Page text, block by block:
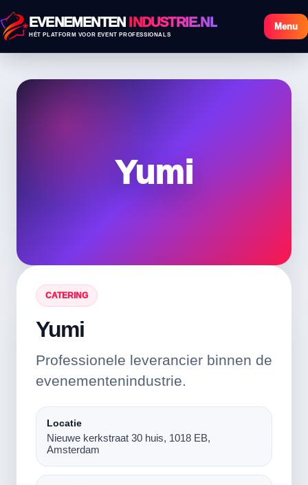
EVENEMENTEN INDUSTRIE.NL
HÉT PLATFORM VOOR EVENT PROFESSIONALS
Menu
Yumi
CATERING
Yumi
Professionele leverancier binnen de
evenementenindustrie.
Locatie
Nieuwe kerkstraat 30 huis, 1018 EB,
Amsterdam